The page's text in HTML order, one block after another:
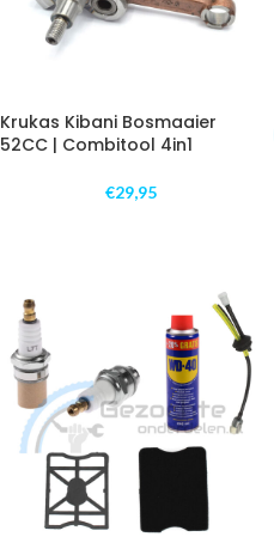
Krukas Kibani Bosmaaier
52CC | Combitool 4in1
€29,95